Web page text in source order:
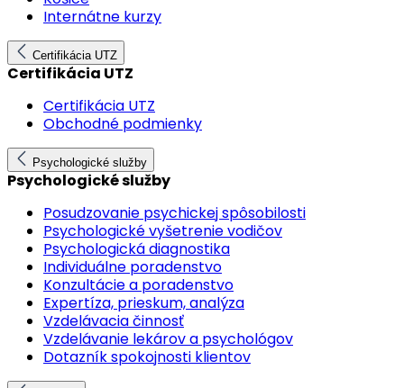
Internátne kurzy
Certifikácia UTZ
Certifikácia UTZ
Certifikácia UTZ
Obchodné podmienky
Psychologické služby
Psychologické služby
Posudzovanie psychickej spôsobilosti
Psychologické vyšetrenie vodičov
Psychologická diagnostika
Individuálne poradenstvo
Konzultácie a poradenstvo
Expertíza, prieskum, analýza
Vzdelávacia činnosť
Vzdelávanie lekárov a psychológov
Dotazník spokojnosti klientov